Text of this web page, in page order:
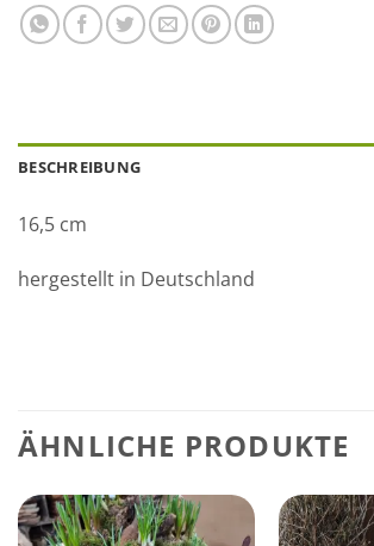
BESCHREIBUNG
16,5 cm
hergestellt in Deutschland
ÄHNLICHE PRODUKTE